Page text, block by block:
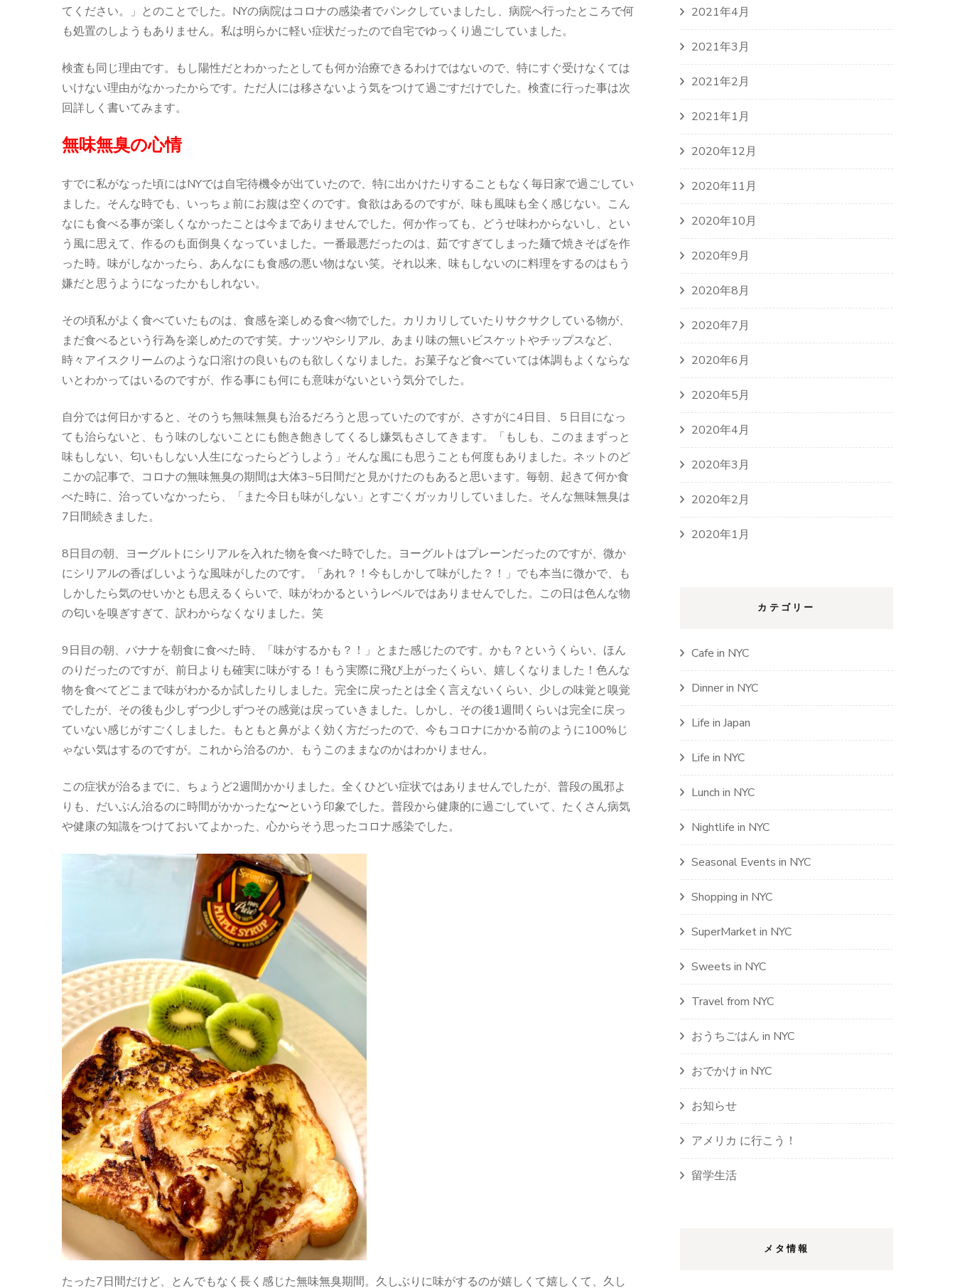
てください。」とのことでした。NYの病院はコロナの感染者でパンクしていましたし、病院へ行ったところで何
も処置のしようもありません。私は明らかに軽い症状だったので自宅でゆっくり過ごしていました。
検査も同じ理由です。もし陽性だとわかったとしても何か治療できるわけではないので、特にすぐ受けなくては
いけない理由がなかったからです。ただ人には移さないよう気をつけて過ごすだけでした。検査に行った事は次
回詳しく書いてみます。
無味無臭の心情
すでに私がなった頃にはNYでは自宅待機令が出ていたので、特に出かけたりすることもなく毎日家で過ごしてい
ました。そんな時でも、いっちょ前にお腹は空くのです。食欲はあるのですが、味も風味も全く感じない。こん
なにも食べる事が楽しくなかったことは今までありませんでした。何か作っても、どうせ味わからないし、とい
う風に思えて、作るのも面倒臭くなっていました。一番最悪だったのは、茹ですぎてしまった麺で焼きそばを作
った時。味がしなかったら、あんなにも食感の悪い物はない笑。それ以来、味もしないのに料理をするのはもう
嫌だと思うようになったかもしれない。
その頃私がよく食べていたものは、食感を楽しめる食べ物でした。カリカリしていたりサクサクしている物が、
まだ食べるという行為を楽しめたのです笑。ナッツやシリアル、あまり味の無いビスケットやチップスなど、
時々アイスクリームのような口溶けの良いものも欲しくなりました。お菓子など食べていては体調もよくならな
いとわかってはいるのですが、作る事にも何にも意味がないという気分でした。
自分では何日かすると、そのうち無味無臭も治るだろうと思っていたのですが、さすがに4日目、５日目になっ
ても治らないと、もう味のしないことにも飽き飽きしてくるし嫌気もさしてきます。「もしも、このままずっと
味もしない、匂いもしない人生になったらどうしよう」そんな風にも思うことも何度もありました。ネットのど
こかの記事で、コロナの無味無臭の期間は大体3~5日間だと見かけたのもあると思います。毎朝、起きて何か食
べた時に、治っていなかったら、「また今日も味がしない」とすごくガッカリしていました。そんな無味無臭は
7日間続きました。
8日目の朝、ヨーグルトにシリアルを入れた物を食べた時でした。ヨーグルトはプレーンだったのですが、微か
にシリアルの香ばしいような風味がしたのです。「あれ？！今もしかして味がした？！」でも本当に微かで、も
しかしたら気のせいかとも思えるくらいで、味がわかるというレベルではありませんでした。この日は色んな物
の匂いを嗅ぎすぎて、訳わからなくなりました。笑
9日目の朝、バナナを朝食に食べた時、「味がするかも？！」とまた感じたのです。かも？というくらい、ほん
のりだったのですが、前日よりも確実に味がする！もう実際に飛び上がったくらい、嬉しくなりました！色んな
物を食べてどこまで味がわかるか試したりしました。完全に戻ったとは全く言えないくらい、少しの味覚と嗅覚
でしたが、その後も少しずつ少しずつその感覚は戻っていきました。しかし、その後1週間くらいは完全に戻っ
ていない感じがすごくしました。もともと鼻がよく効く方だったので、今もコロナにかかる前のように100%じ
ゃない気はするのですが。これから治るのか、もうこのままなのかはわかりません。
この症状が治るまでに、ちょうど2週間かかりました。全くひどい症状ではありませんでしたが、普段の風邪よ
りも、だいぶん治るのに時間がかかったな〜という印象でした。普段から健康的に過ごしていて、たくさん病気
や健康の知識をつけておいてよかった、心からそう思ったコロナ感染でした。
たった7日間だけど、とんでもなく長く感じた無味無臭期間。久しぶりに味がするのが嬉しくて嬉しくて、久し
2021年4月
2021年3月
2021年2月
2021年1月
2020年12月
2020年11月
2020年10月
2020年9月
2020年8月
2020年7月
2020年6月
2020年5月
2020年4月
2020年3月
2020年2月
2020年1月
カテゴリー
Cafe in NYC
Dinner in NYC
Life in Japan
Life in NYC
Lunch in NYC
Nightlife in NYC
Seasonal Events in NYC
Shopping in NYC
SuperMarket in NYC
Sweets in NYC
Travel from NYC
おうちごはん in NYC
おでかけ in NYC
お知らせ
アメリカ に行こう！
留学生活
メタ情報